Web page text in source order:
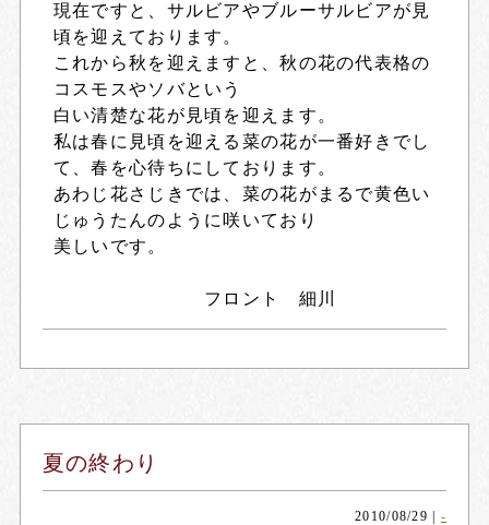
現在ですと、サルビアやブルーサルビアが見
頃を迎えております。
これから秋を迎えますと、秋の花の代表格の
コスモスやソバという
白い清楚な花が見頃を迎えます。
私は春に見頃を迎える菜の花が一番好きでし
て、春を心待ちにしております。
あわじ花さじきでは、菜の花がまるで黄色い
じゅうたんのように咲いており
美しいです。
フロント 細川
夏の終わり
2010/08/29 -